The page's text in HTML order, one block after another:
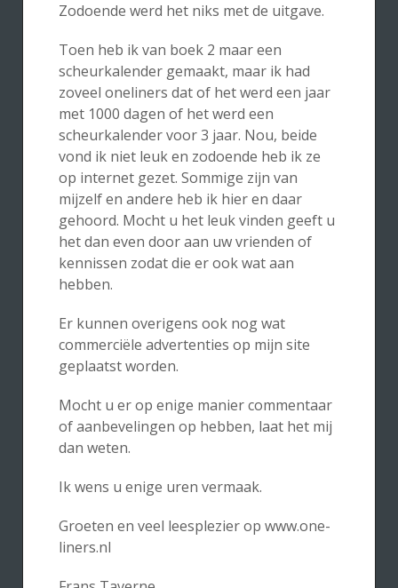
Zodoende werd het niks met de uitgave.
Toen heb ik van boek 2 maar een
scheurkalender gemaakt, maar ik had
zoveel oneliners dat of het werd een jaar
met 1000 dagen of het werd een
scheurkalender voor 3 jaar. Nou, beide
vond ik niet leuk en zodoende heb ik ze
op internet gezet. Sommige zijn van
mijzelf en andere heb ik hier en daar
gehoord. Mocht u het leuk vinden geeft u
het dan even door aan uw vrienden of
kennissen zodat die er ook wat aan
hebben.
Er kunnen overigens ook nog wat
commerciële advertenties op mijn site
geplaatst worden.
Mocht u er op enige manier commentaar
of aanbevelingen op hebben, laat het mij
dan weten.
Ik wens u enige uren vermaak.
Groeten en veel leesplezier op www.one-
liners.nl